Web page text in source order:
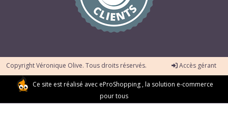
Copyright Véronique Olive. Tous droits réservés. Accès gérant
Ce site est réalisé avec eProShopping , la solution e-commerce
pour tous